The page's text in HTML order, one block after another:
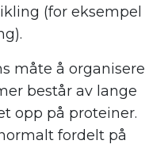
(for eksempel
måte å organisere
består av lange
opp på proteiner.
fordelt på